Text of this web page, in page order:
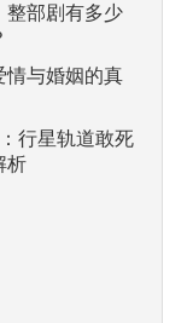
整部剧有多少
情与婚姻的真
行星轨道敢死
析